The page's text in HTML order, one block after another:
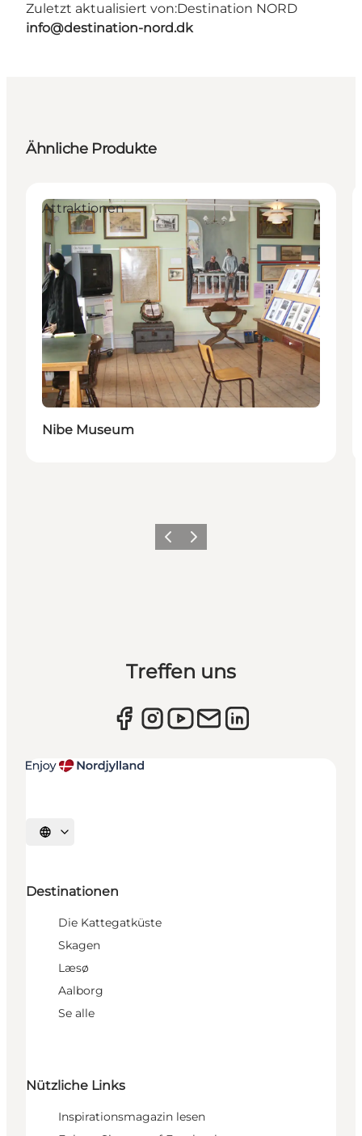
Zuletzt aktualisiert von:Destination NORD
info@destination-nord.dk
Ähnliche Produkte
Attraktionen
Nibe Museum
ZurückWeiter
Treffen uns
Sprache auswählen
Destinationen
Die Kattegatküste
Skagen
Læsø
Aalborg
Se alle
Nützliche Links
Inspirationsmagazin lesen